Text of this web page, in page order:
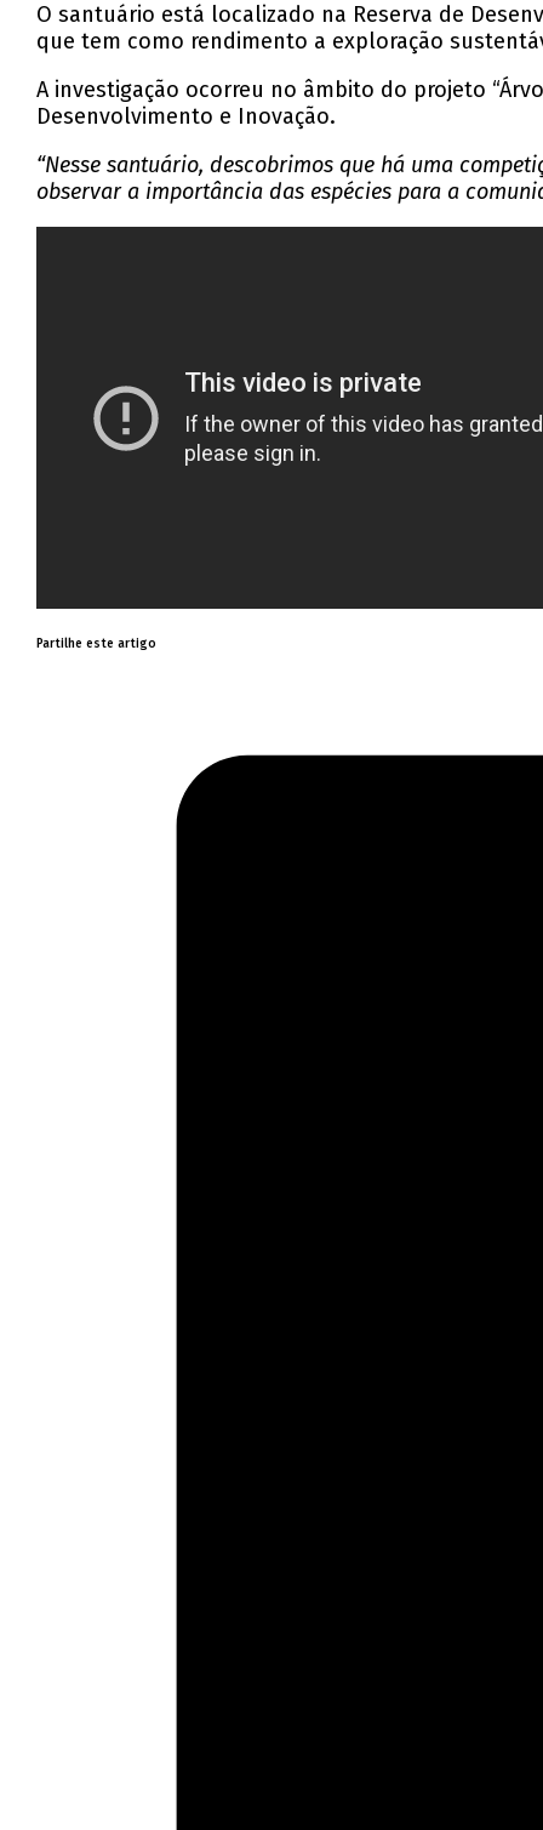
O santuário está localizado na Reserva de
que tem como rendimento a exploração
A investigação ocorreu no âmbito do projeto
Desenvolvimento e Inovação.
“Nesse santuário, descobrimos que há uma
observar a importância das espécies para a
Partilhe este artigo